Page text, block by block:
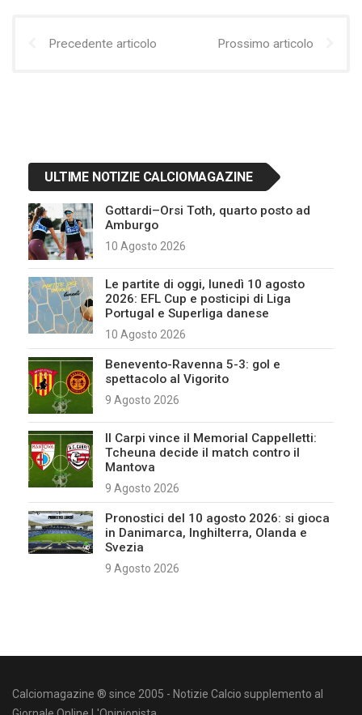
Precedente articolo Prossimo articolo
ULTIME NOTIZIE CALCIOMAGAZINE
Gottardi–Orsi Toth, quarto posto ad
Amburgo
10 Agosto 2026
Le partite di oggi, lunedì 10 agosto
2026: EFL Cup e posticipi di Liga
Portugal e Superliga danese
10 Agosto 2026
Benevento-Ravenna 5-3: gol e
spettacolo al Vigorito
9 Agosto 2026
Il Carpi vince il Memorial Cappelletti:
Tcheuna decide il match contro il
Mantova
9 Agosto 2026
Pronostici del 10 agosto 2026: si gioca
in Danimarca, Inghilterra, Olanda e
Svezia
9 Agosto 2026
Calciomagazine ® since 2005 - Notizie Calcio supplemento al